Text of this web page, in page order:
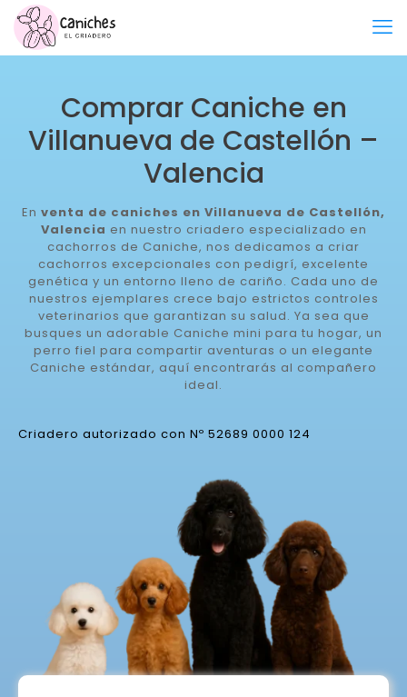
Comprar Caniche en
Villanueva de Castellón –
Valencia
En venta de caniches en Villanueva de Castellón,
Valencia en nuestro criadero especializado en
cachorros de Caniche, nos dedicamos a criar
cachorros excepcionales con pedigrí, excelente
genética y un entorno lleno de cariño. Cada uno de
nuestros ejemplares crece bajo estrictos controles
veterinarios que garantizan su salud. Ya sea que
busques un adorable Caniche mini para tu hogar, un
perro fiel para compartir aventuras o un elegante
Caniche estándar, aquí encontrarás al compañero
ideal.
Criadero autorizado con Nº 52689 0000 124